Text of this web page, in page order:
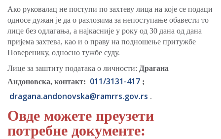
Ако руковалац не поступи по захтеву лица на које се подаци
односе дужан је да о разлозима за непоступање обавести то
лице без одлагања, а најкасније у року од 30 дана од дана
пријема захтева, као и о праву на подношење притужбе
Поверенику, односно тужбе суду.
Лице за заштиту података о личности: Драгана
Андоновска, контакт: 011/3131-417 ;
dragana.andonovska@ramrrs.gov.rs .
Овде можете преузети
потребне документе: